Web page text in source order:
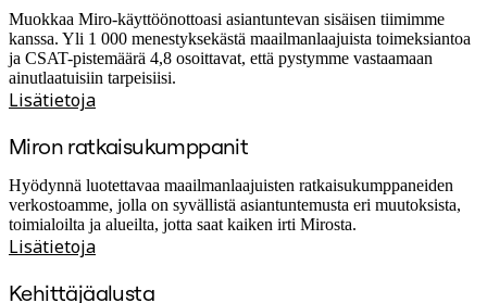
Muokkaa Miro-käyttöönottoasi asiantuntevan sisäisen tiimimme
kanssa. Yli 1 000 menestyksekästä maailmanlaajuista toimeksiantoa
ja CSAT-pistemäärä 4,8 osoittavat, että pystymme vastaamaan
ainutlaatuisiin tarpeisiisi.
Lisätietoja
Miron ratkaisukumppanit
Hyödynnä luotettavaa maailmanlaajuisten ratkaisukumppaneiden
verkostoamme, jolla on syvällistä asiantuntemusta eri muutoksista,
toimialoilta ja alueilta, jotta saat kaiken irti Mirosta.
Lisätietoja
Kehittäjäalusta